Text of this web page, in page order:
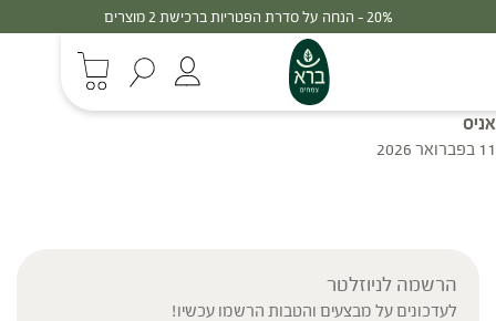
20% - הנחה על סדרת הפטריות ברכישת 2 מוצרים
אניס
11 בפברואר 2026
הרשמה לניוזלטר
לעדכונים על מבצעים והטבות הרשמו עכשיו!